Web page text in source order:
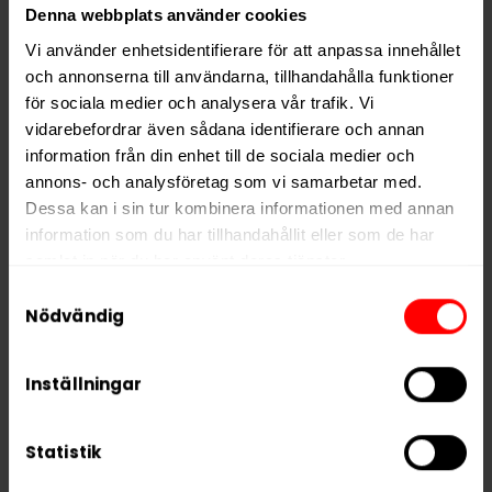
Denna webbplats använder cookies
Vi använder enhetsidentifierare för att anpassa innehållet
och annonserna till användarna, tillhandahålla funktioner
för sociala medier och analysera vår trafik. Vi
vidarebefordrar även sådana identifierare och annan
information från din enhet till de sociala medier och
annons- och analysföretag som vi samarbetar med.
Dessa kan i sin tur kombinera informationen med annan
information som du har tillhandahållit eller som de har
We work with
who may receive and
Nödvändig
Inställningar
Statistik
Format
Styrka
Stark
Nikotin per gram
11,4 mg/g
Nikotin per portion
8,0 mg
Nikotin per dosa
160 mg
Portioner per dosa
20
Varumärke
RELATERADE PRODUKTER